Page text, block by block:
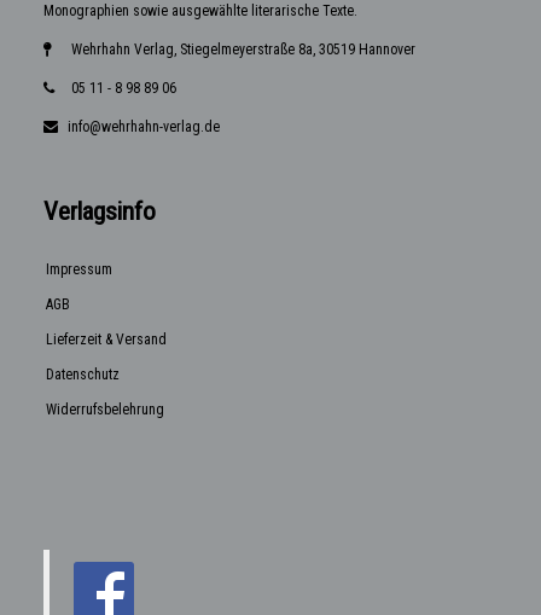
Monographien sowie ausgewählte literarische Texte.
Wehrhahn Verlag, Stiegelmeyerstraße 8a, 30519 Hannover
05 11 - 8 98 89 06
info@wehrhahn-verlag.de
Verlagsinfo
Impressum
AGB
Lieferzeit & Versand
Datenschutz
Widerrufsbelehrung